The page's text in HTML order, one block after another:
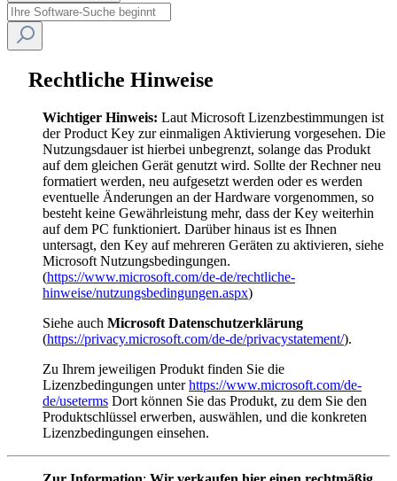
Rechtliche Hinweise
Wichtiger Hinweis: Laut Microsoft Lizenzbestimmungen ist
der Product Key zur einmaligen Aktivierung vorgesehen. Die
Nutzungsdauer ist hierbei unbegrenzt, solange das Produkt
auf dem gleichen Gerät genutzt wird. Sollte der Rechner neu
formatiert werden, neu aufgesetzt werden oder es werden
eventuelle Änderungen an der Hardware vorgenommen, so
besteht keine Gewährleistung mehr, dass der Key weiterhin
auf dem PC funktioniert. Darüber hinaus ist es Ihnen
untersagt, den Key auf mehreren Geräten zu aktivieren, siehe
Microsoft Nutzungsbedingungen.
(https://www.microsoft.com/de-de/rechtliche-
hinweise/nutzungsbedingungen.aspx)
Siehe auch Microsoft Datenschutzerklärung
(https://privacy.microsoft.com/de-de/privacystatement/).
Zu Ihrem jeweiligen Produkt finden Sie die
Lizenzbedingungen unterhttps://www.microsoft.com/de-
de/useterms Dort können Sie das Produkt, zu dem Sie den
Produktschlüssel erwerben, auswählen, und die konkreten
Lizenzbedingungen einsehen.